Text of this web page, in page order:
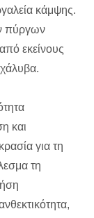
κάμψης.
πύργων
εκείνους
και
για τη
τη